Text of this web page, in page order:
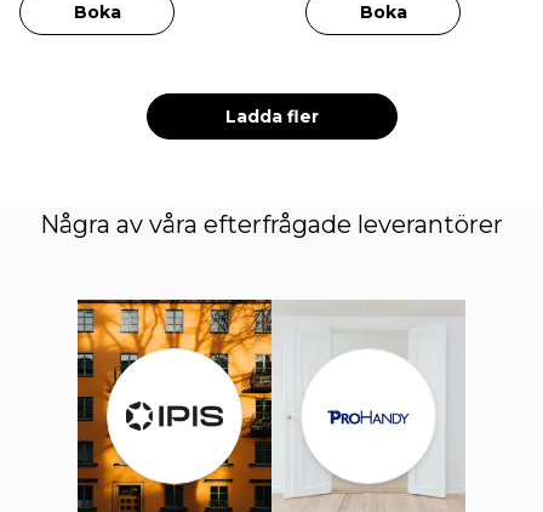
Boka Boka
Ladda fler
Några av våra efterfrågade leverantörer